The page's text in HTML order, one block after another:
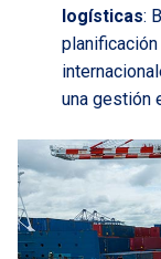
logísticas:
una gestión